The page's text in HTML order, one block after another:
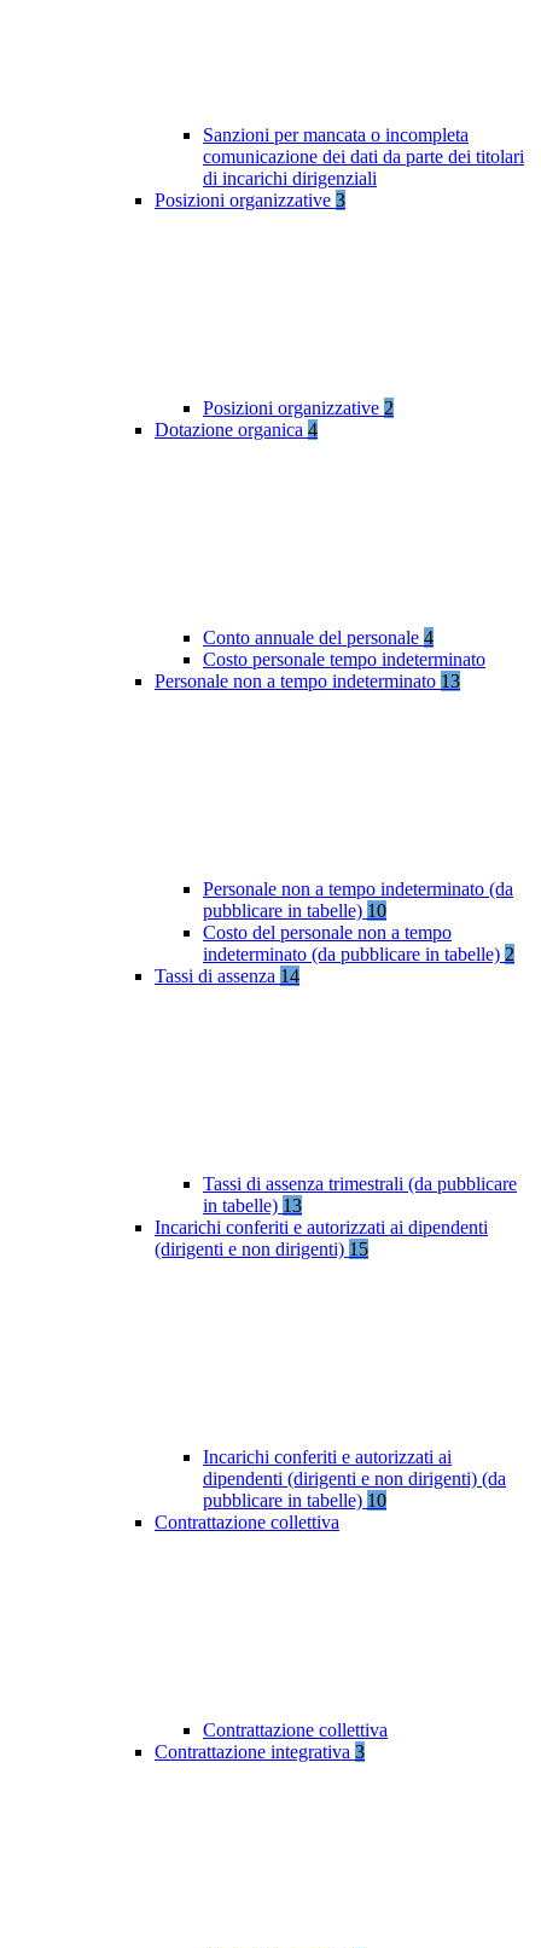
Sanzioni per mancata o incompleta
comunicazione dei dati da parte dei titolari
di incarichi dirigenziali
Posizioni organizzative 3
Posizioni organizzative 2
Dotazione organica 4
Conto annuale del personale 4
Costo personale tempo indeterminato
Personale non a tempo indeterminato 13
Personale non a tempo indeterminato (da
pubblicare in tabelle) 10
Costo del personale non a tempo
indeterminato (da pubblicare in tabelle) 2
Tassi di assenza 14
Tassi di assenza trimestrali (da pubblicare
in tabelle) 13
Incarichi conferiti e autorizzati ai dipendenti
(dirigenti e non dirigenti) 15
Incarichi conferiti e autorizzati ai
dipendenti (dirigenti e non dirigenti) (da
pubblicare in tabelle) 10
Contrattazione collettiva
Contrattazione collettiva
Contrattazione integrativa 3